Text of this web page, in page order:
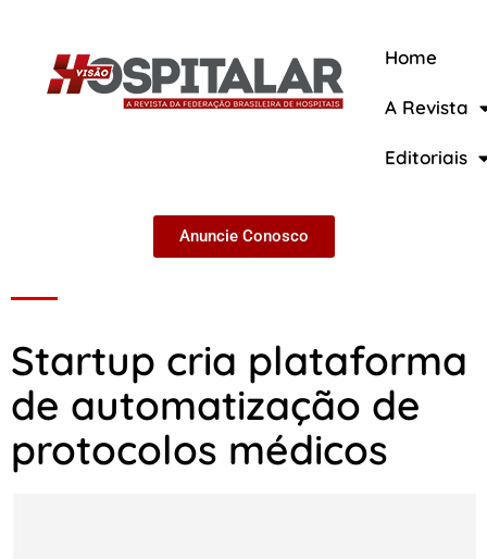
Home
A Revista
Editoriais
Anuncie Conosco
Startup cria plataforma
de automatização de
protocolos médicos